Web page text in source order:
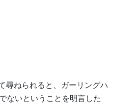
尋ねられると、ガーリングハ
ないということを明言した